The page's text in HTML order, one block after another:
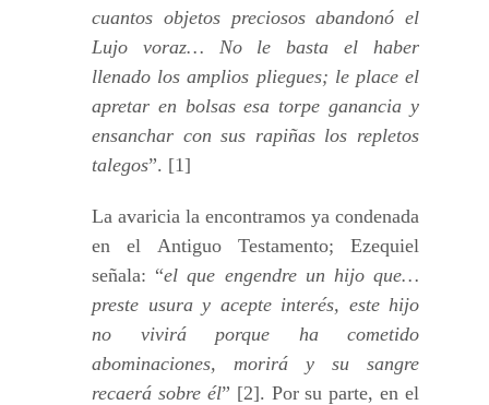
cuantos objetos preciosos abandonó el
Lujo voraz… No le basta el haber
llenado los amplios pliegues; le place el
apretar en bolsas esa torpe ganancia y
ensanchar con sus rapiñas los repletos
talegos”. [1]
La avaricia la encontramos ya condenada
en el Antiguo Testamento; Ezequiel
señala: “el que engendre un hijo que…
preste usura y acepte interés, este hijo
no vivirá porque ha cometido
abominaciones, morirá y su sangre
recaerá sobre él” [2]. Por su parte, en el